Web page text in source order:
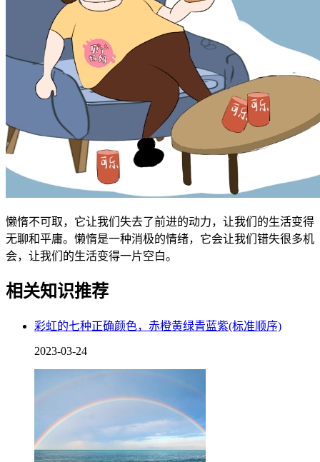
懒惰不可取，它让我们失去了前进的动力，让我们的生活变得
无聊和平庸。懒惰是一种消极的情绪，它会让我们错失很多机
会，让我们的生活变得一片空白。
相关知识推荐
彩虹的七种正确颜色，赤橙黄绿青蓝紫(标准顺序)
2023-03-24